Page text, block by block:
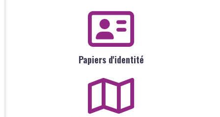
Papiers d'identité